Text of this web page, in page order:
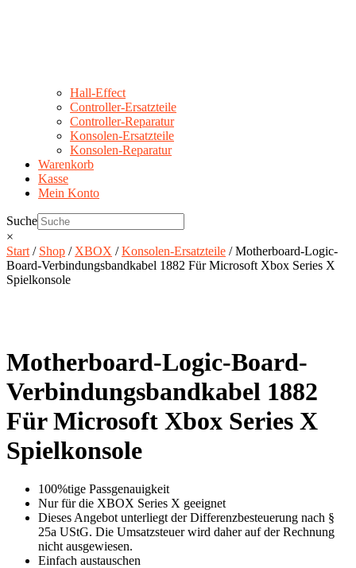
Hall-Effect
Controller-Ersatzteile
Controller-Reparatur
Konsolen-Ersatzteile
Konsolen-Reparatur
Warenkorb
Kasse
Mein Konto
Suche
×
Start / Shop / XBOX /Konsolen-Ersatzteile / Motherboard-Logic-
Board-Verbindungsbandkabel 1882 Für Microsoft Xbox Series X
Spielkonsole
Motherboard-Logic-Board-
Verbindungsbandkabel 1882
Für Microsoft Xbox Series X
Spielkonsole
100%tige Passgenauigkeit
Nur für die XBOX Series X geeignet
Dieses Angebot unterliegt der Differenzbesteuerung nach §
25a UStG. Die Umsatzsteuer wird daher auf der Rechnung
nicht ausgewiesen.
Einfach austauschen